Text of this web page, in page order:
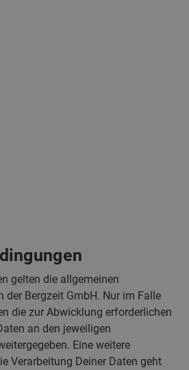
gelten die allgemeinen
der Bergzeit GmbH. Nur im Falle
die zur Abwicklung erforderlichen
an den jeweiligen
Eine weitere
Verarbeitung Deiner Daten geht